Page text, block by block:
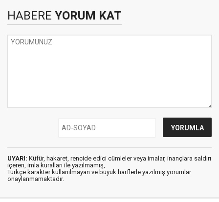
HABERE YORUM KAT
UYARI: Küfür, hakaret, rencide edici cümleler veya imalar, inançlara saldırı
içeren, imla kuralları ile yazılmamış,
Türkçe karakter kullanılmayan ve büyük harflerle yazılmış yorumlar
onaylanmamaktadır.